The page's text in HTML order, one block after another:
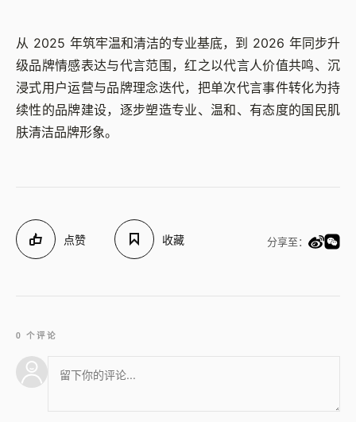
从 2025 年筑牢温和清洁的专业基底，到 2026 年同步升
级品牌情感表达与代言范围，红之以代言人价值共鸣、沉
浸式用户运营与品牌理念迭代，把单次代言事件转化为持
续性的品牌建设，逐步塑造专业、温和、有态度的国民肌
肤清洁品牌形象。
点赞 收藏 分享至：
0 个评论